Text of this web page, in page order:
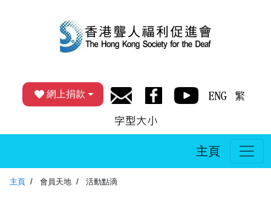
網上捐款
主頁
主頁 會員天地 活動點滴